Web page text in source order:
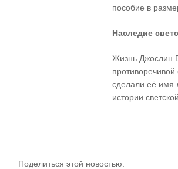
пособие в
Наследие
Жизнь Джослин
сделали её имя
истории
Поделиться этой новостью: